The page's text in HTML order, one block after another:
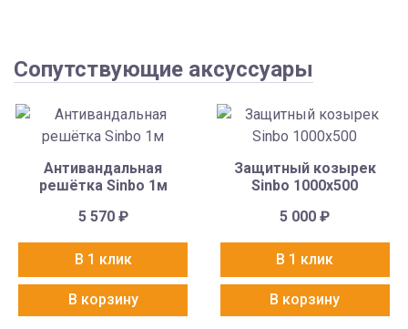
Сопутствующие аксуссуары
Антивандальная
решётка Sinbo 1м
5 570 ₽
В 1 клик
В корзину
Защитный козырек
Sinbo 1000х500
5 000₽
В 1 клик
В корзину